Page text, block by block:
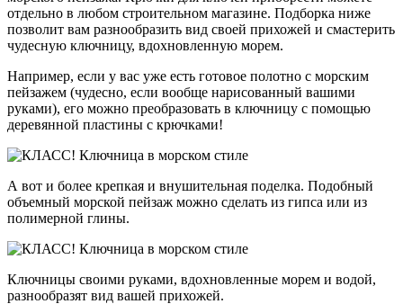
отдельно в любом строительном магазине. Подборка ниже
позволит вам разнообразить вид своей прихожей и смастерить
чудесную ключницу, вдохновленную морем.
Например, если у вас уже есть готовое полотно с морским
пейзажем (чудесно, если вообще нарисованный вашими
руками), его можно преобразовать в ключницу с помощью
деревянной пластины с крючками!
А вот и более крепкая и внушительная поделка. Подобный
объемный морской пейзаж можно сделать из гипса или из
полимерной глины.
Ключницы своими руками, вдохновленные морем и водой,
разнообразят вид вашей прихожей.